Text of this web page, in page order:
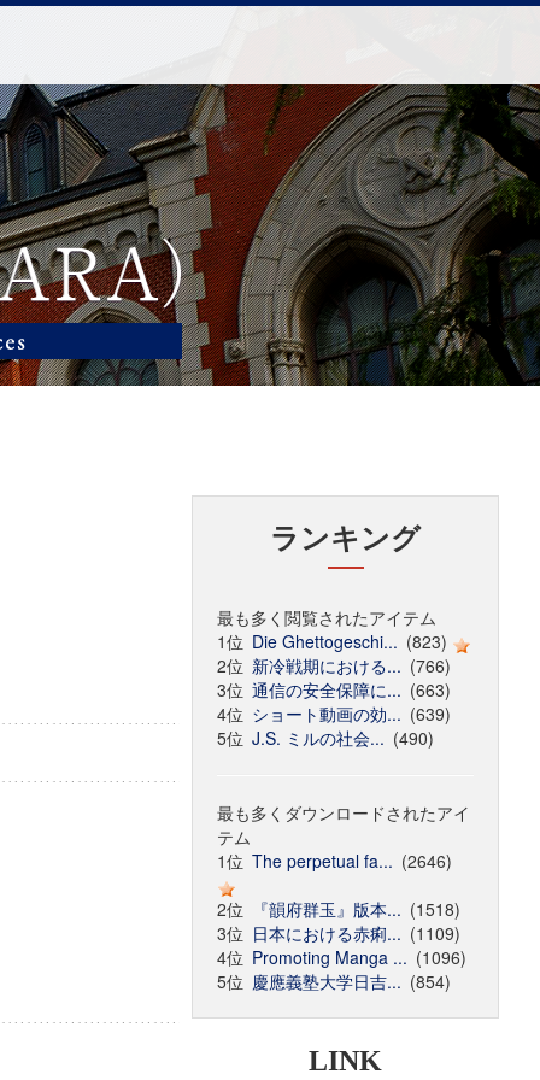
ランキング
最も多く閲覧されたアイテム
1位 Die Ghettogeschi... (823)
2位 新冷戦期における... (766)
3位 通信の安全保障に... (663)
4位 ショート動画の効... (639)
5位 J.S. ミルの社会... (490)
最も多くダウンロードされたアイ
テム
1位 The perpetual fa... (2646)
2位
『韻府群玉』版本... (1518)
3位 日本における赤痢... (1109)
4位 Promoting Manga ... (1096)
5位 慶應義塾大学日吉... (854)
LINK